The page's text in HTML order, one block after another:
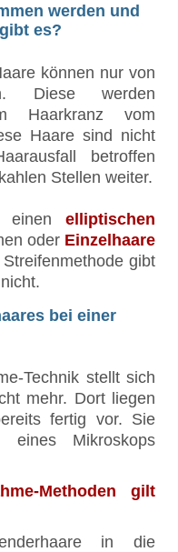
werden und
es?
können nur von
Diese werden
Haarkranz vom
Haare sind nicht
betroffen
Stellen weiter.
einen elliptischen
oder Einzelhaare
gibt
bei einer
Technik stellt sich
mehr. Dort liegen
fertig vor. Sie
Mikroskops
Methoden gilt
in die